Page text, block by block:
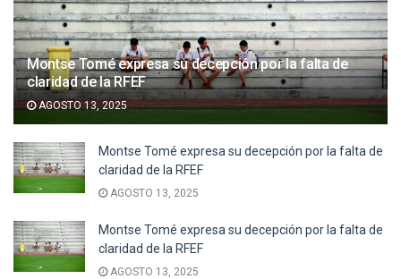
Montse Tomé expresa su decepción por la falta de
claridad de la RFEF
AGOSTO 13, 2025
Montse Tomé expresa su decepción por la falta de
claridad de la RFEF
AGOSTO 13, 2025
Montse Tomé expresa su decepción por la falta de
claridad de la RFEF
AGOSTO 13, 2025